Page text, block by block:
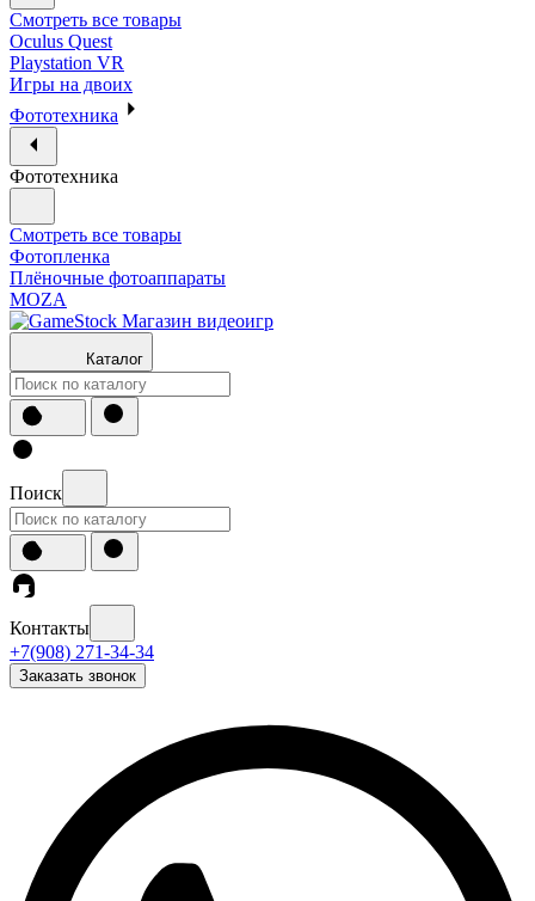
Смотреть все товары
Oculus Quest
Playstation VR
Игры на двоих
Фототехника
Фототехника
Смотреть все товары
Фотопленка
Плёночные фотоаппараты
MOZA
Каталог
Поиск
Контакты
+7(908) 271-34-34
Заказать звонок